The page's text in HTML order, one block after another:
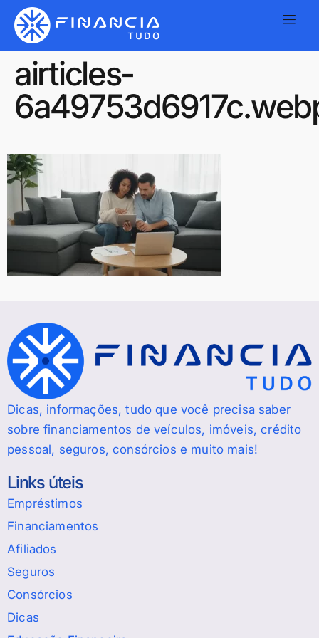
airticles-
Dicas, informações, tudo que você precisa saber
sobre financiamentos de veículos, imóveis, crédito
pessoal, seguros, consórcios e muito mais!
Links úteis
Empréstimos
Financiamentos
Afiliados
Seguros
Consórcios
Dicas